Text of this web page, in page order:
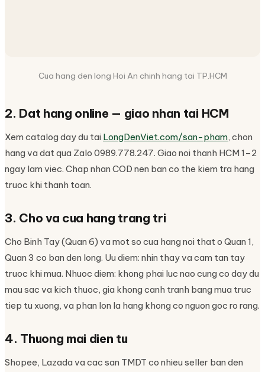
Cua hang den long Hoi An chinh hang tai TP.HCM
2. Dat hang online — giao nhan tai HCM
Xem catalog day du tai LongDenViet.com/san-pham, chon
hang va dat qua Zalo 0989.778.247. Giao noi thanh HCM 1–2
ngay lam viec. Chap nhan COD nen ban co the kiem tra hang
truoc khi thanh toan.
3. Cho va cua hang trang tri
Cho Binh Tay (Quan 6) va mot so cua hang noi that o Quan 1,
Quan 3 co ban den long. Uu diem: nhin thay va cam tan tay
truoc khi mua. Nhuoc diem: khong phai luc nao cung co day du
mau sac va kich thuoc, gia khong canh tranh bang mua truc
tiep tu xuong, va phan lon la hang khong co nguon goc ro rang.
4. Thuong mai dien tu
Shopee, Lazada va cac san TMDT co nhieu seller ban den